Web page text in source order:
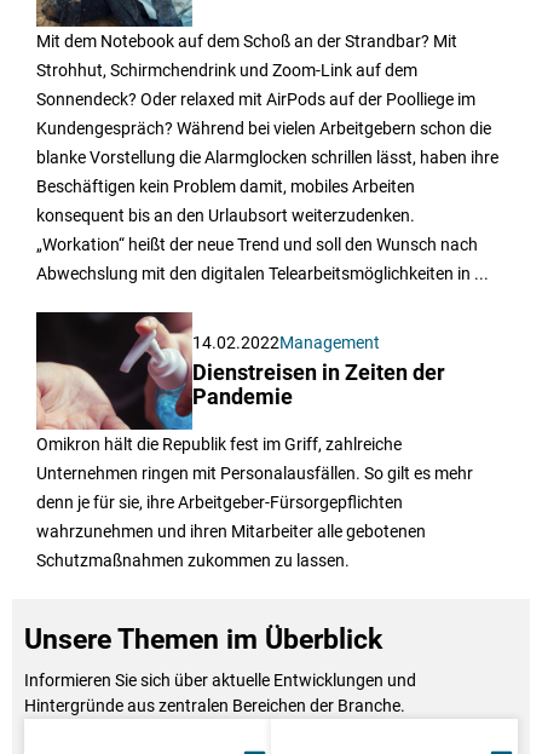
Mit dem Notebook auf dem Schoß an der Strandbar? Mit
Strohhut, Schirmchendrink und Zoom-Link auf dem
Sonnendeck? Oder relaxed mit AirPods auf der Poolliege im
Kundengespräch? Während bei vielen Arbeitgebern schon die
blanke Vorstellung die Alarmglocken schrillen lässt, haben ihre
Beschäftigen kein Problem damit, mobiles Arbeiten
konsequent bis an den Urlaubsort weiterzudenken.
„Workation“ heißt der neue Trend und soll den Wunsch nach
Abwechslung mit den digitalen Telearbeitsmöglichkeiten in ...
14.02.2022Management
Dienstreisen in Zeiten der
Pandemie
Omikron hält die Republik fest im Griff, zahlreiche
Unternehmen ringen mit Personalausfällen. So gilt es mehr
denn je für sie, ihre Arbeitgeber-Fürsorgepflichten
wahrzunehmen und ihren Mitarbeiter alle gebotenen
Schutzmaßnahmen zukommen zu lassen.
Unsere Themen im Überblick
Informieren Sie sich über aktuelle Entwicklungen und
Hintergründe aus zentralen Bereichen der Branche.